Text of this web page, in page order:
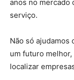
anos no mercado
serviço.
Não só ajudamos
um futuro melhor,
localizar